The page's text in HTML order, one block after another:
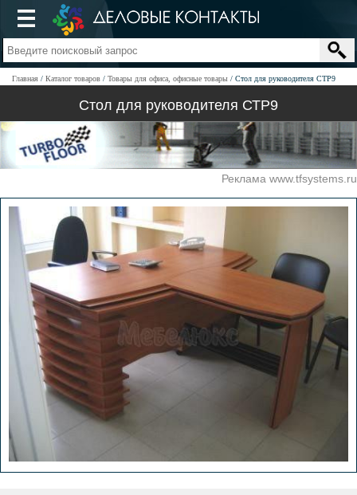
Главная Каталог товаров Товары для офиса, офисные товары Стол для руководителя СТР9
Стол для руководителя СТР9
Реклама www.tfsystems.ru